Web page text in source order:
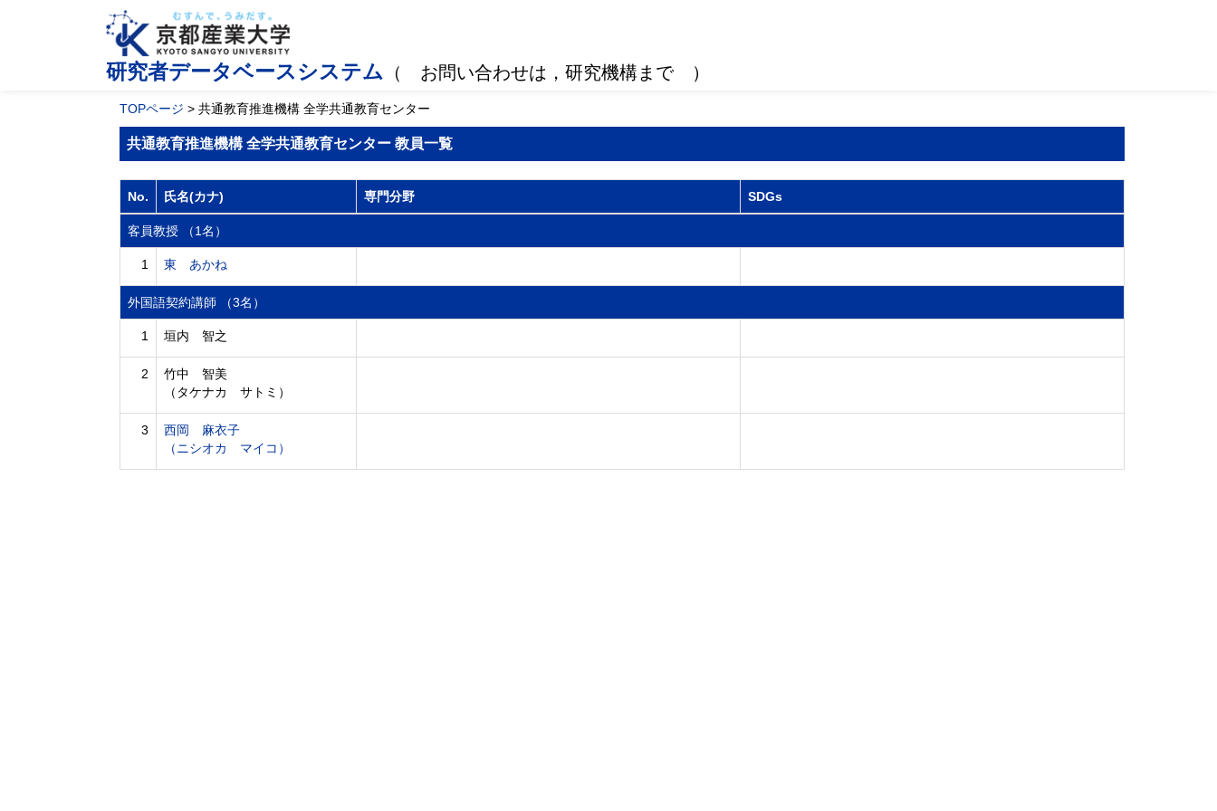
研究者データベースシステム （ お問い合わせは，研究機構まで ）
TOPページ > 共通教育推進機構 全学共通教育センター
共通教育推進機構 全学共通教育センター 教員一覧
No. 氏名(カナ) 専門分野 SDGs
客員教授 （1名）
1 東 あかね
外国語契約講師 （3名）
1 垣内 智之
2
竹中 智美
（タケナカ サトミ）
3
西岡 麻衣子
（ニシオカ マイコ）